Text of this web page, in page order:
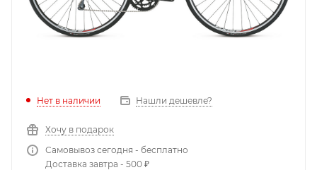
Нет в наличии Нашли дешевле?
Хочу в подарок
Самовывоз сегодня - бесплатно
Доставка завтра - 500 ₽